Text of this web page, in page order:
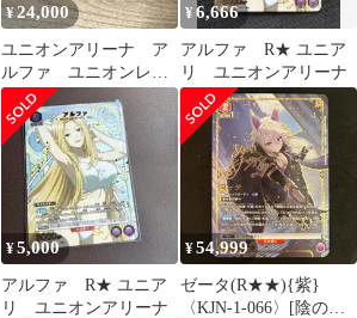
¥24,000
ユニオンアリーナ ア
ルファ ユニオンレア
winner
¥6,666
アルファ R★ ユニア
リ ユニオンアリーナ
¥5,000
アルファ R★ ユニア
リ ユニオンアリーナ
¥54,999
ゼータ(R★★){紫}
〈KJN-1-066〉[陰の実